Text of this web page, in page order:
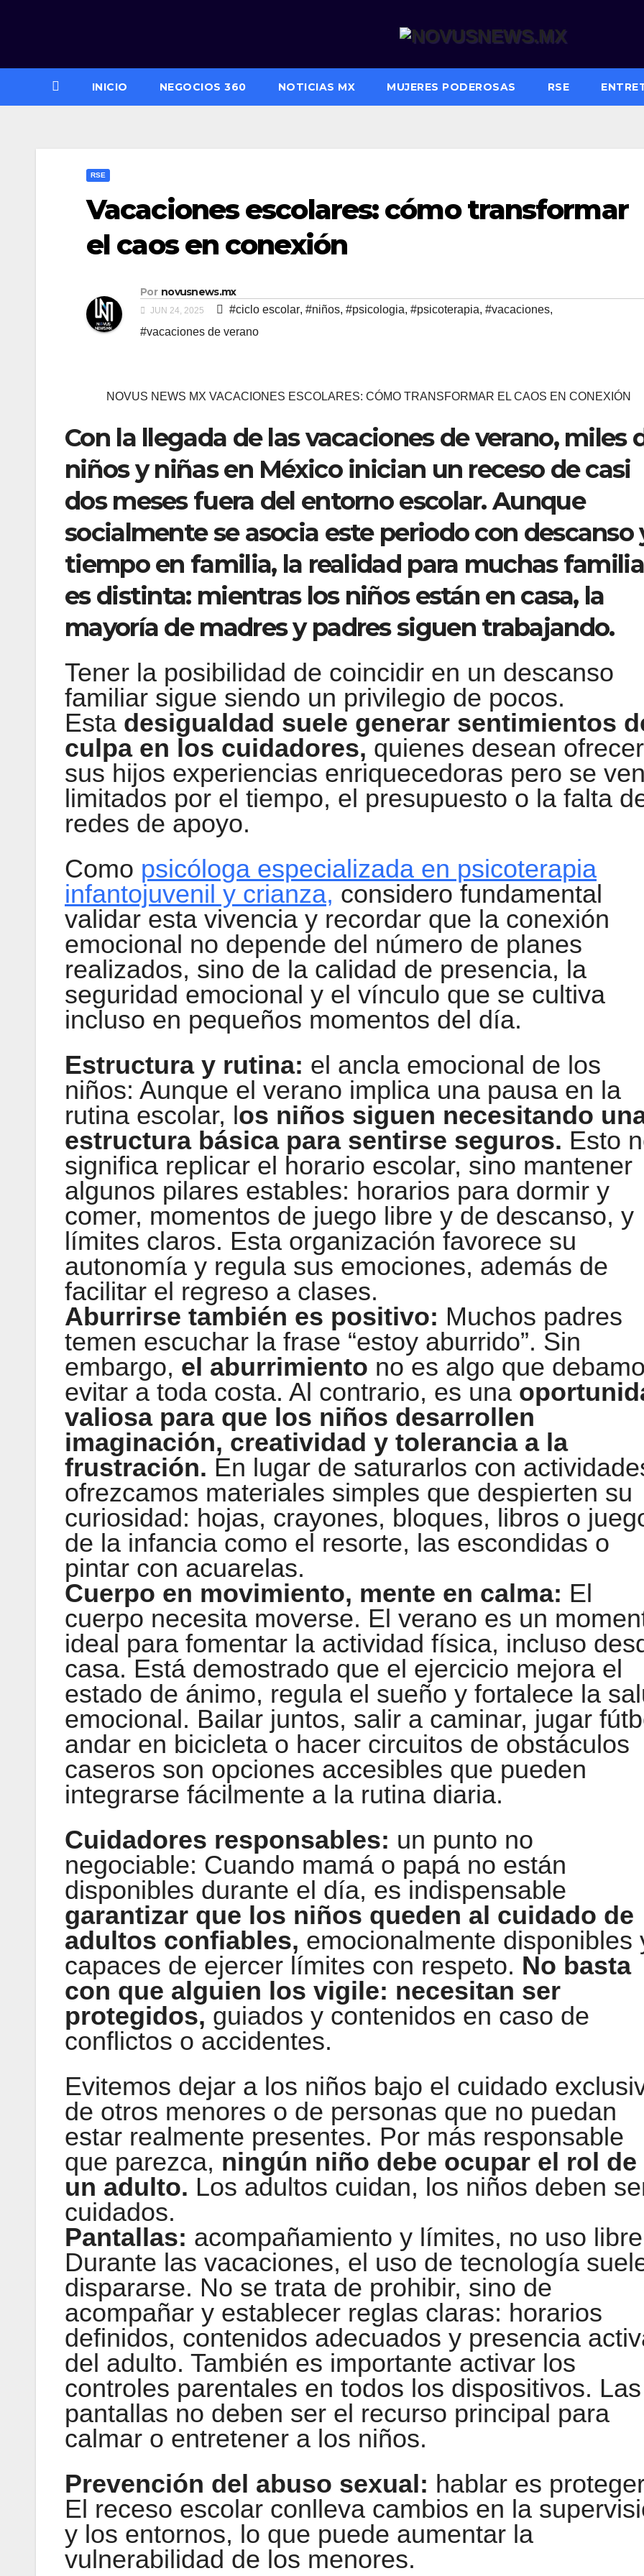
INICIO NEGOCIOS 360 NOTICIAS MX MUJERES PODEROSAS RSE
RSE
Vacaciones escolares: cómo transformar
el caos en conexión
Por novusnews.mx
JUN 24, 2025 #ciclo escolar, #niños, #psicologia, #psicoterapia, #vacaciones,
#vacaciones de verano
NOVUS NEWS MX VACACIONES ESCOLARES: CÓMO TRANSFORMAR EL CAOS EN CONEXIÓN
Con la llegada de las vacaciones de verano, miles
niños y niñas en México inician un receso de casi
dos meses fuera del entorno escolar. Aunque
socialmente se asocia este periodo con descanso
tiempo en familia, la realidad para muchas
es distinta: mientras los niños están en casa, la
mayoría de madres y padres siguen trabajando.
Tener la posibilidad de coincidir en un descanso
familiar sigue siendo un privilegio de pocos.
Esta desigualdad suele generar sentimientos
culpa en los cuidadores, quienes desean
sus hijos experiencias enriquecedoras pero se
limitados por el tiempo, el presupuesto o la falta
redes de apoyo.
Como psicóloga especializada en psicoterapia
infantojuvenil y crianza, considero fundamental
validar esta vivencia y recordar que la conexión
emocional no depende del número de planes
realizados, sino de la calidad de presencia, la
seguridad emocional y el vínculo que se cultiva
incluso en pequeños momentos del día.
Estructura y rutina: el ancla emocional de los
niños: Aunque el verano implica una pausa en la
rutina escolar, los niños siguen necesitando
estructura básica para sentirse seguros. Esto
significa replicar el horario escolar, sino mantener
algunos pilares estables: horarios para dormir y
comer, momentos de juego libre y de descanso, y
límites claros. Esta organización favorece su
autonomía y regula sus emociones, además de
facilitar el regreso a clases.
Aburrirse también es positivo: Muchos padres
temen escuchar la frase “estoy aburrido”. Sin
embargo, el aburrimiento no es algo que
evitar a toda costa. Al contrario, es una
valiosa para que los niños desarrollen
imaginación, creatividad y tolerancia a la
frustración. En lugar de saturarlos con
ofrezcamos materiales simples que despierten su
curiosidad: hojas, crayones, bloques, libros o
de la infancia como el resorte, las escondidas o
pintar con acuarelas.
Cuerpo en movimiento, mente en calma: El
cuerpo necesita moverse. El verano es un
ideal para fomentar la actividad física, incluso
casa. Está demostrado que el ejercicio mejora el
estado de ánimo, regula el sueño y fortalece la
emocional. Bailar juntos, salir a caminar, jugar
andar en bicicleta o hacer circuitos de obstáculos
caseros son opciones accesibles que pueden
integrarse fácilmente a la rutina diaria.
Cuidadores responsables: un punto no
negociable: Cuando mamá o papá no están
disponibles durante el día, es indispensable
garantizar que los niños queden al cuidado de
adultos confiables, emocionalmente disponibles
capaces de ejercer límites con respeto. No basta
con que alguien los vigile: necesitan ser
protegidos, guiados y contenidos en caso de
conflictos o accidentes.
Evitemos dejar a los niños bajo el cuidado
de otros menores o de personas que no puedan
estar realmente presentes. Por más responsable
que parezca, ningún niño debe ocupar el rol de
un adulto. Los adultos cuidan, los niños deben
cuidados.
Pantallas: acompañamiento y límites, no uso
Durante las vacaciones, el uso de tecnología
dispararse. No se trata de prohibir, sino de
acompañar y establecer reglas claras: horarios
definidos, contenidos adecuados y presencia
del adulto. También es importante activar los
controles parentales en todos los dispositivos. Las
pantallas no deben ser el recurso principal para
calmar o entretener a los niños.
Prevención del abuso sexual: hablar es
El receso escolar conlleva cambios en la
y los entornos, lo que puede aumentar la
vulnerabilidad de los menores.